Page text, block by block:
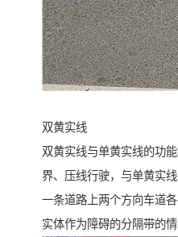
双黄实线
双黄实线与单黄实线的功
界、压线行驶，与单黄实
一条道路上两个方向车道
实体作为障碍的分隔带的情